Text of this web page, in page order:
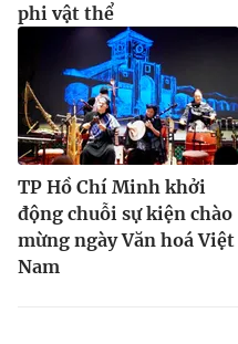
phi vật thể
TP Hồ Chí Minh khởi
động chuỗi sự kiện chào
mừng ngày Văn hoá Việt
Nam